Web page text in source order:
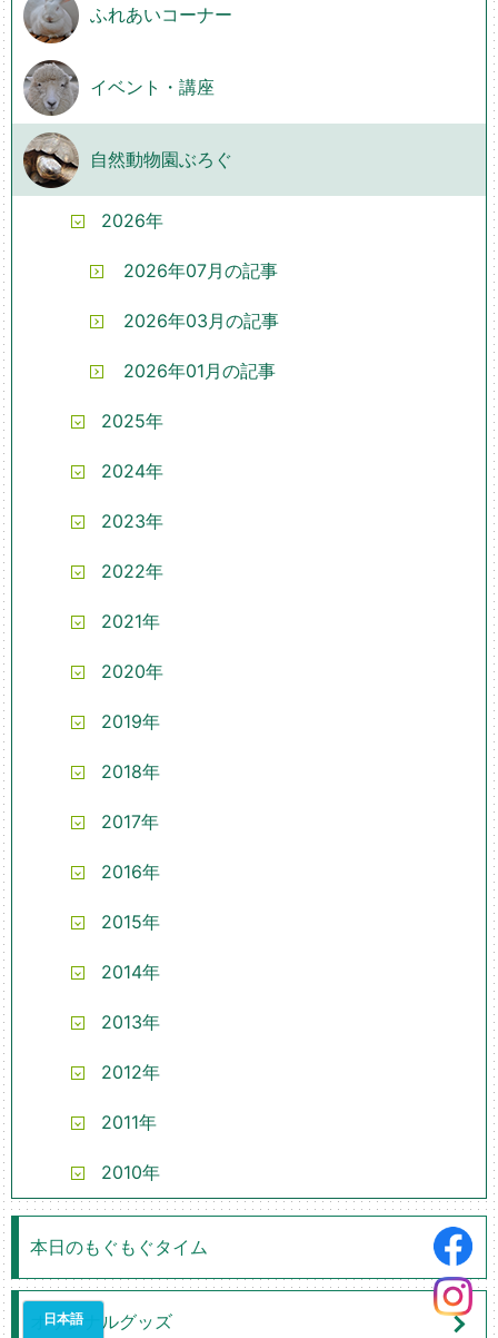
ふれあいコーナー
イベント・講座
自然動物園ぶろぐ
2026年
2026年07月の記事
2026年03月の記事
2026年01月の記事
2025年
2024年
2023年
2022年
2021年
2020年
2019年
2018年
2017年
2016年
2015年
2014年
2013年
2012年
2011年
2010年
本日のもぐもぐタイム
オリジナルグッズ